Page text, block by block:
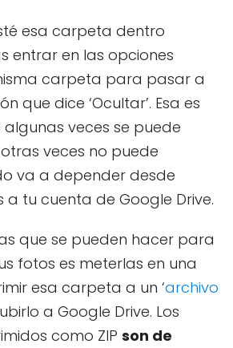
esa carpeta dentro
entrar en las opciones
carpeta para pasar a
que dice ‘Ocultar’. Esa es
veces se puede
veces no puede
va a depender desde
tu cuenta de Google Drive.
que se pueden hacer para
fotos es meterlas en una
esa carpeta a un ‘archivo
a Google Drive. Los
como ZIP son de